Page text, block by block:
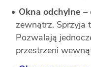
Okna odchylne –
zewnątrz. Sprzyja
Pozwalają
przestrzeni